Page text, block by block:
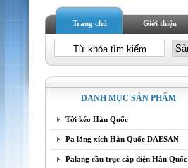
Trang chủ Giới thiệu
DANH MỤC SẢN PHẨM
Tời kéo Hàn Quốc
Pa lăng xích Hàn Quốc DAESAN
Palang cầu trục cáp điện Hàn Quốc